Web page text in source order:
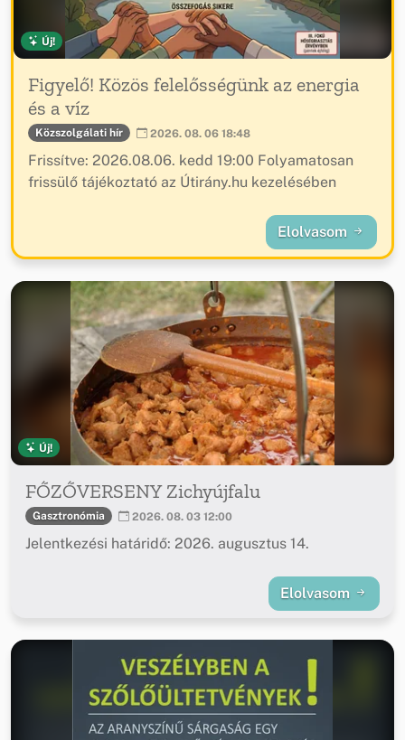
Új!
Figyelő! Közös felelősségünk az energia
és a víz
Közszolgálati hír 2026. 08. 06 18:48
Frissítve: 2026.08.06. kedd 19:00 Folyamatosan
frissülő tájékoztató az Útirány.hu kezelésében
Elolvasom
Új!
FŐZŐVERSENY Zichyújfalu
Gasztronómia 2026. 08. 03 12:00
Jelentkezési határidő: 2026. augusztus 14.
Elolvasom